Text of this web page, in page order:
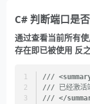
C# 判断端口是
通过查看当前所有
存在即已被使用 反
///
/// 已经激活
/// </